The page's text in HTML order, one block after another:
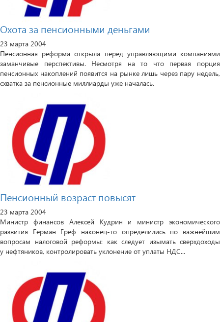
Охота за пенсионными деньгами
23 марта 2004
Пенсионная реформа открыла перед управляющими компаниями
заманчивые перспективы. Несмотря на то что первая порция
пенсионных накоплений появится на рынке лишь через пару недель,
схватка за пенсионные миллиарды уже началась.
Пенсионный возраст повысят
23 марта 2004
Министр финансов Алексей Кудрин и министр экономического
развития Герман Греф наконец-то определились по важнейшим
вопросам налоговой реформы: как следует изымать сверхдоходы
у нефтяников, контролировать уклонение от уплаты НДС...